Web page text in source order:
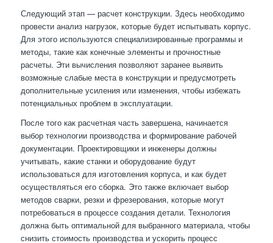
Следующий этап — расчет конструкции. Здесь необходимо
провести анализ нагрузок, которые будет испытывать корпус.
Для этого используются специализированные программы и
методы, такие как конечные элементы и прочностные
расчеты. Эти вычисления позволяют заранее выявить
возможные слабые места в конструкции и предусмотреть
дополнительные усиления или изменения, чтобы избежать
потенциальных проблем в эксплуатации.
После того как расчетная часть завершена, начинается
выбор технологии производства и формирование рабочей
документации. Проектировщики и инженеры должны
учитывать, какие станки и оборудование будут
использоваться для изготовления корпуса, и как будет
осуществляться его сборка. Это также включает выбор
методов сварки, резки и фрезерования, которые могут
потребоваться в процессе создания детали. Технология
должна быть оптимальной для выбранного материала, чтобы
снизить стоимость производства и ускорить процесс